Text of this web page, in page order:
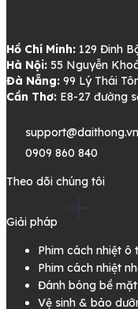
Hồ Chí Minh: 129 Đinh
Hà Nội: 55 Nguyễn
Đà Nẵng: 99 Lý Thái
Cần Thơ: E8-27 đường
support@daithong.vn
0909 860 840
Theo dõi chúng tôi
Giải pháp
Phim cách nhiệt ô
Phim cách nhiệt
Đánh bóng bề
Vệ sinh & bảo